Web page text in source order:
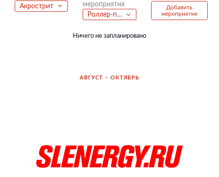
Акрострит
мероприятия
Роллер-покатушки
Добавить
мероприятие
Ничего не запланировано
АВГУСТ – ОКТЯБРЬ